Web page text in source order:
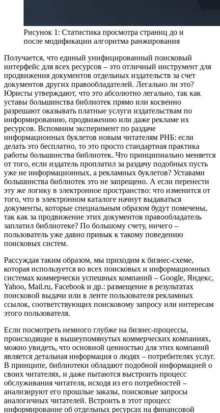
Рисунок 1: Статистика просмотра страниц до и
после модификации алгоритма ранжирования
Получается, что единый унифицированный поисковый
интерфейс для всех ресурсов – это отличный инструмент для
продвижения документов отдельных издательств за счет
документов других правообладателей. Легально ли это?
Юристы утверждают, что это абсолютно легально, так как
уставы большинства библиотек прямо или косвенно
разрешают оказывать платные услуги издательствам по
информированию, продвижению или даже рекламе их
ресурсов. Вспомним эксперимент по раздаче
информационных буклетов новым читателям РНБ: если
делать это бесплатно, то это просто стандартная практика
работы большинства библиотек. Что принципиально меняется
от того, если издатель проплатил за раздачу подобных пусть
уже не информационных, а рекламных буклетов? Уставами
большинства библиотек это не запрещено. А если перенести
эту же логику в электронное пространство: что изменится от
того, что в электронном каталоге начнут выдаваться
документы, которые специальным образом будут помечены,
так как за продвижение этих документов правообладатель
заплатил библиотеке? По большому счету, ничего –
пользователь уже давно привык к такому поведению
поисковых систем.
Рассуждая таким образом, мы приходим к бизнес-схеме,
которая используется во всех поисковых и информационных
системах коммерчески успешных компаний – Google, Яндекс,
Yahoo, Mail.ru, Facebook и др.: размещение в результатах
поисковой выдачи или в ленте пользователя рекламных
ссылок, соответствующих поисковому запросу или интересам
этого пользователя.
Если посмотреть немного глубже на бизнес-процессы,
происходящие в вышеупомянутых коммерческих компаниях,
можно увидеть, что основной ценностью для этих компаний
является детальная информация о людях – потребителях услуг.
В принципе, библиотеки обладают подобной информацией о
своих читателях, и даже пытаются выстроить процесс
обслуживания читателя, исходя из его потребностей –
анализируют его прошлые заказы, поисковые запросы
аналогичных читателей. Встроить в этот процесс
информирование об отдельных ресурсах на финансовой